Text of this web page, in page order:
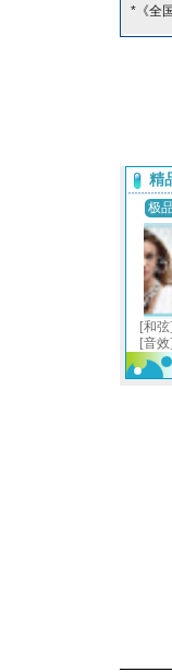
*《全